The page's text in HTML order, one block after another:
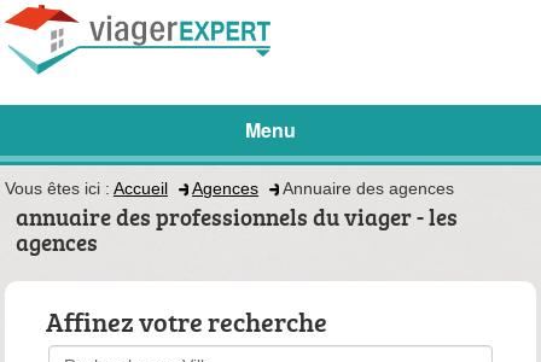
Menu
Vous êtes ici : Accueil Agences Annuaire des agences
annuaire des professionnels du viager - les
agences
Affinez votre recherche